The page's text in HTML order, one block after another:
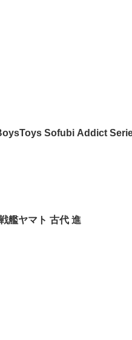
Sofubi Addict
艦ヤマト 古代 進